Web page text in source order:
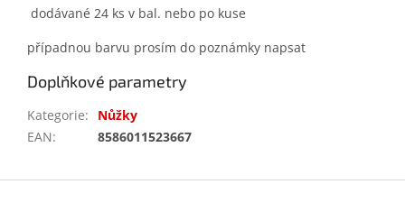
dodávané 24 ks v bal. nebo po kuse
případnou barvu prosím do poznámky napsat
Doplňkové parametry
Kategorie:
Nůžky
EAN: 8586011523667